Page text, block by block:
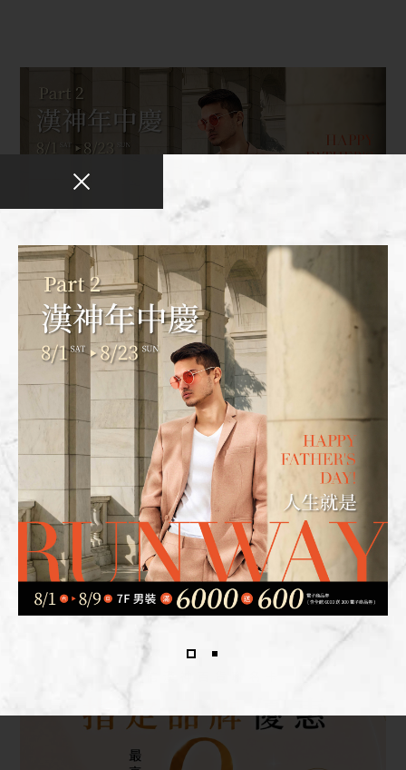
全館活動 2026-08-01
2026父親節送禮推薦｜超能老爸禮物清單
超能老爸不只要披風，還要威風！男裝滿6千6百父親節送禮看
這裡